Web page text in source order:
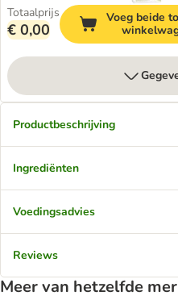
Totaalprijs
€ 0,00
Voeg beide
Productbeschrijving
Ingrediënten
Voedingsadvies
Reviews
Meer van hetzelfde